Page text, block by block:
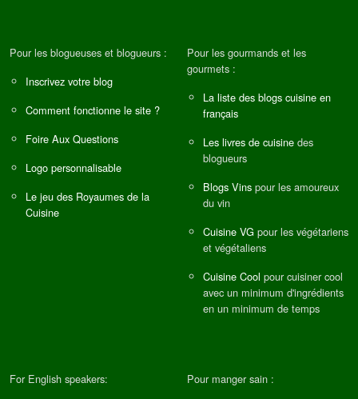
Pour les blogueuses et blogueurs :
Inscrivez votre blog
Comment fonctionne le site ?
Foire Aux Questions
Logo personnalisable
Le jeu des Royaumes de la
Cuisine
Pour les gourmands et les
gourmets :
La liste des blogs cuisine en
français
Les livres de cuisine des
blogueurs
Blogs Vins pour les amoureux
du vin
Cuisine VG pour les végétariens
et végétaliens
Cuisine Cool pour cuisiner cool
avec un minimum d'ingrédients
en un minimum de temps
For English speakers:
Pour manger sain :